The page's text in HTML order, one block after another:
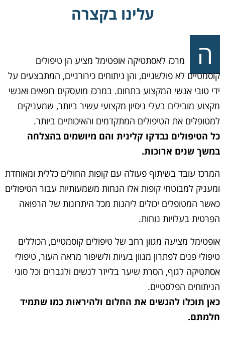
עלינו בקצרה
ה
מרכז לאסתטיקה אופטימל מציע הן טיפולים
קוסמטיים לא פולשניים, והן ניתוחים כירורגיים, המתבצעים על
ידי טובי אנשי המקצוע בתחום. במרכז מועסקים רופאים ואנשי
מקצוע מובילים בעלי ניסיון מקצועי עשיר ביותר, שמעניקים
למטופלים את הטיפולים המתקדמים והאיכותיים ביותר.
כל הטיפולים נבדקו קלינית והם מיושמים בהצלחה
במשך שנים ארוכות.
המרכז עובד בשיתוף פעולה עם קופות החולים כללית ומאוחדת
ומעניק למבוטחי קופות אלו הנחות משמעותיות עבור הטיפולים
כאשר המטופלים יכולים ליהנות מכל היתרונות של הרפואה
הפרטית בעלויות נוחות.
אופטימל מציעה מגוון רחב של טיפולים קוסמטיים, הכוללים
טיפולי פנים לפתרון מגוון בעיות ולשיפור מראה העור, טיפולי
אסתטיקה לגוף, הסרת שיער בלייזר לנשים ולגברים וכל סוגי
הניתוחים הפלסטיים.
כאן תוכלו להגשים את החלום ולהיראות כמו שתמיד
חלמתם.